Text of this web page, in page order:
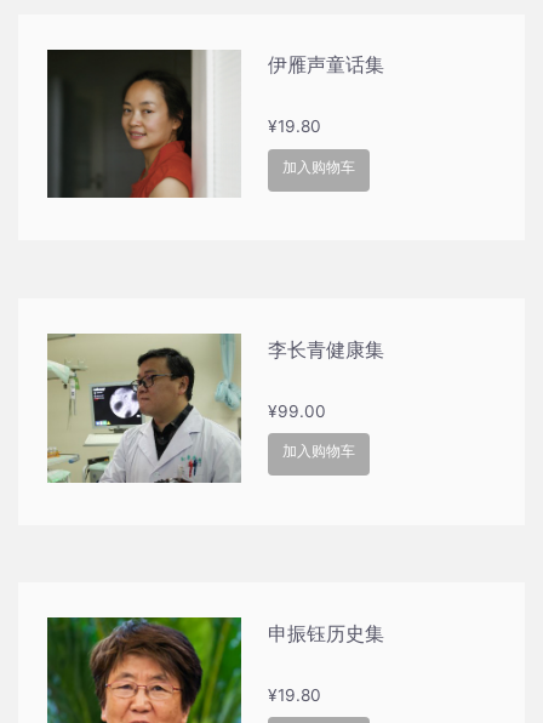
伊雁声童话集
¥19.80
加入购物车
李长青健康集
¥99.00
加入购物车
申振钰历史集
¥19.80